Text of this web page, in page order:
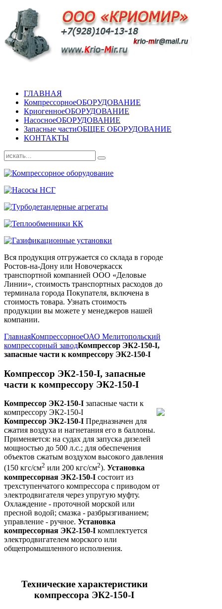
ГЛАВНАЯ
КомпрессорноеОБОРУДОВАНИЕ
КриогенноеОБОРУДОВАНИЕ
НасосноеОБОРУДОВАНИЕ
Запасные частиОБЩЕЕ ОБОРУДОВАНИЕ
КОНТАКТЫ
Вся продукция отгружается со склада в городе
Ростов-на-Дону или Новочеркасск
транспортной компанией ООО «Деловые
Линии», стоимость транспортных расходов до
терминала города Покупателя, включена в
стоимость товара. Узнать стоимость
продукции вы можете у менеджеров нашей
компании.
ГлавнаяКомпрессорноеОАО Мелитопольский
компрессорный заводКомпрессор ЭК2-150-I,
запасные части к компрессору ЭК2-150-I
Компрессор ЭК2-150-I, запасные
части к компрессору ЭК2-150-I
Компрессор ЭК2-150-I запасные части к
компрессору ЭК2-150-I
Компрессор ЭК2-150-I Предназначен для
сжатия воздуха и нагнетания его в баллоны.
Применяется: на судах для запуска дизелей
мощностью до 500 л.с.; для обеспечения
объектов сжатым воздухом высокого давления
(150 кгс/см2 или 200 кгс/см2). Установка
компрессорная ЭК2-150-I состоит из
трехступенчатого компрессора с приводом от
электродвигателя через упругую муфту.
Охлаждение - проточной морской или
пресной водой; смазка - разбрызгиванием;
управление - ручное. Установка
компрессорная ЭК2-150-I комплектуется
электродвигателем морского или
общепромышленного исполнения.
Технические характеристики
компрессора ЭК2-150-I